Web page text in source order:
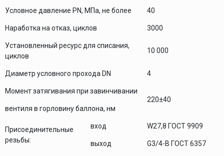
Условное давление PN, МПа, не более 40
Наработка на отказ, циклов 3000
Установленный ресурс для списания,
циклов
10 000
Диаметр условного прохода DN 4
Момент затягивания при завинчивании
вентиля в горловину баллона, нм
220±40
Присоединительные
резьбы:
вход W27,8 ГОСТ 9909
выход G3/4-В ГОСТ 6357